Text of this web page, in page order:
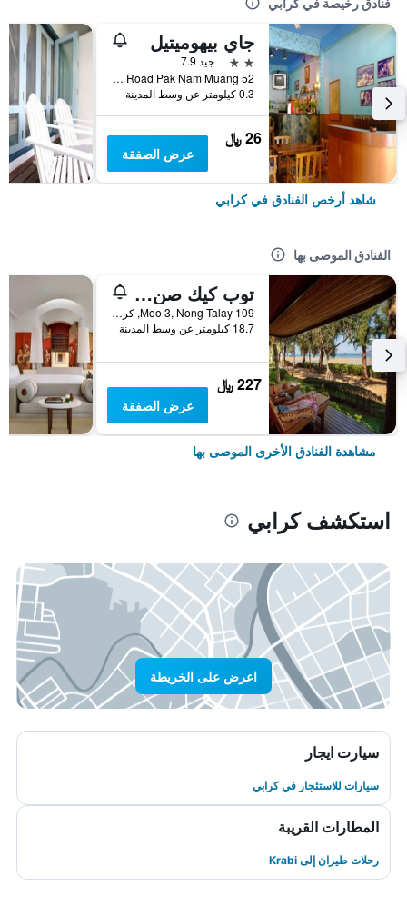
فنادق رخيصة في كرابي
جاي بيهوميتيل
2 نجمتين
جيد 7.9
52 Soi 5 Maharat Road Pak Nam Muang, كرابي, تايلاند
0.3 كيلومتر عن وسط المدينة
26 ﷼
عرض الصفقة
شاهد أرخص الفنادق في كرابي
الفنادق الموصى بها
توب كيك صن سيت بيتش ريزورت
109 Moo 3, Nong Talay, كرابي, تايلاند
18.7 كيلومتر عن وسط المدينة
227 ﷼
عرض الصفقة
مشاهدة الفنادق الأخرى الموصى بها
استكشف كرابي
اعرض على الخريطة
سيارت ايجار
سيارات للاستئجار في كرابي
المطارات القريبة
رحلات طيران إلى Krabi